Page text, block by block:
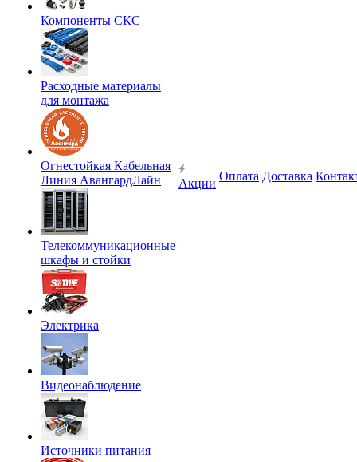
Компоненты СКС
Расходные материалы
для монтажа
Огнестойкая Кабельная
Линия АвангардЛайн
Телекоммуникационные
шкафы и стойки
Электрика
Видеонаблюдение
Источники питания
Акции
Оплата Доставка